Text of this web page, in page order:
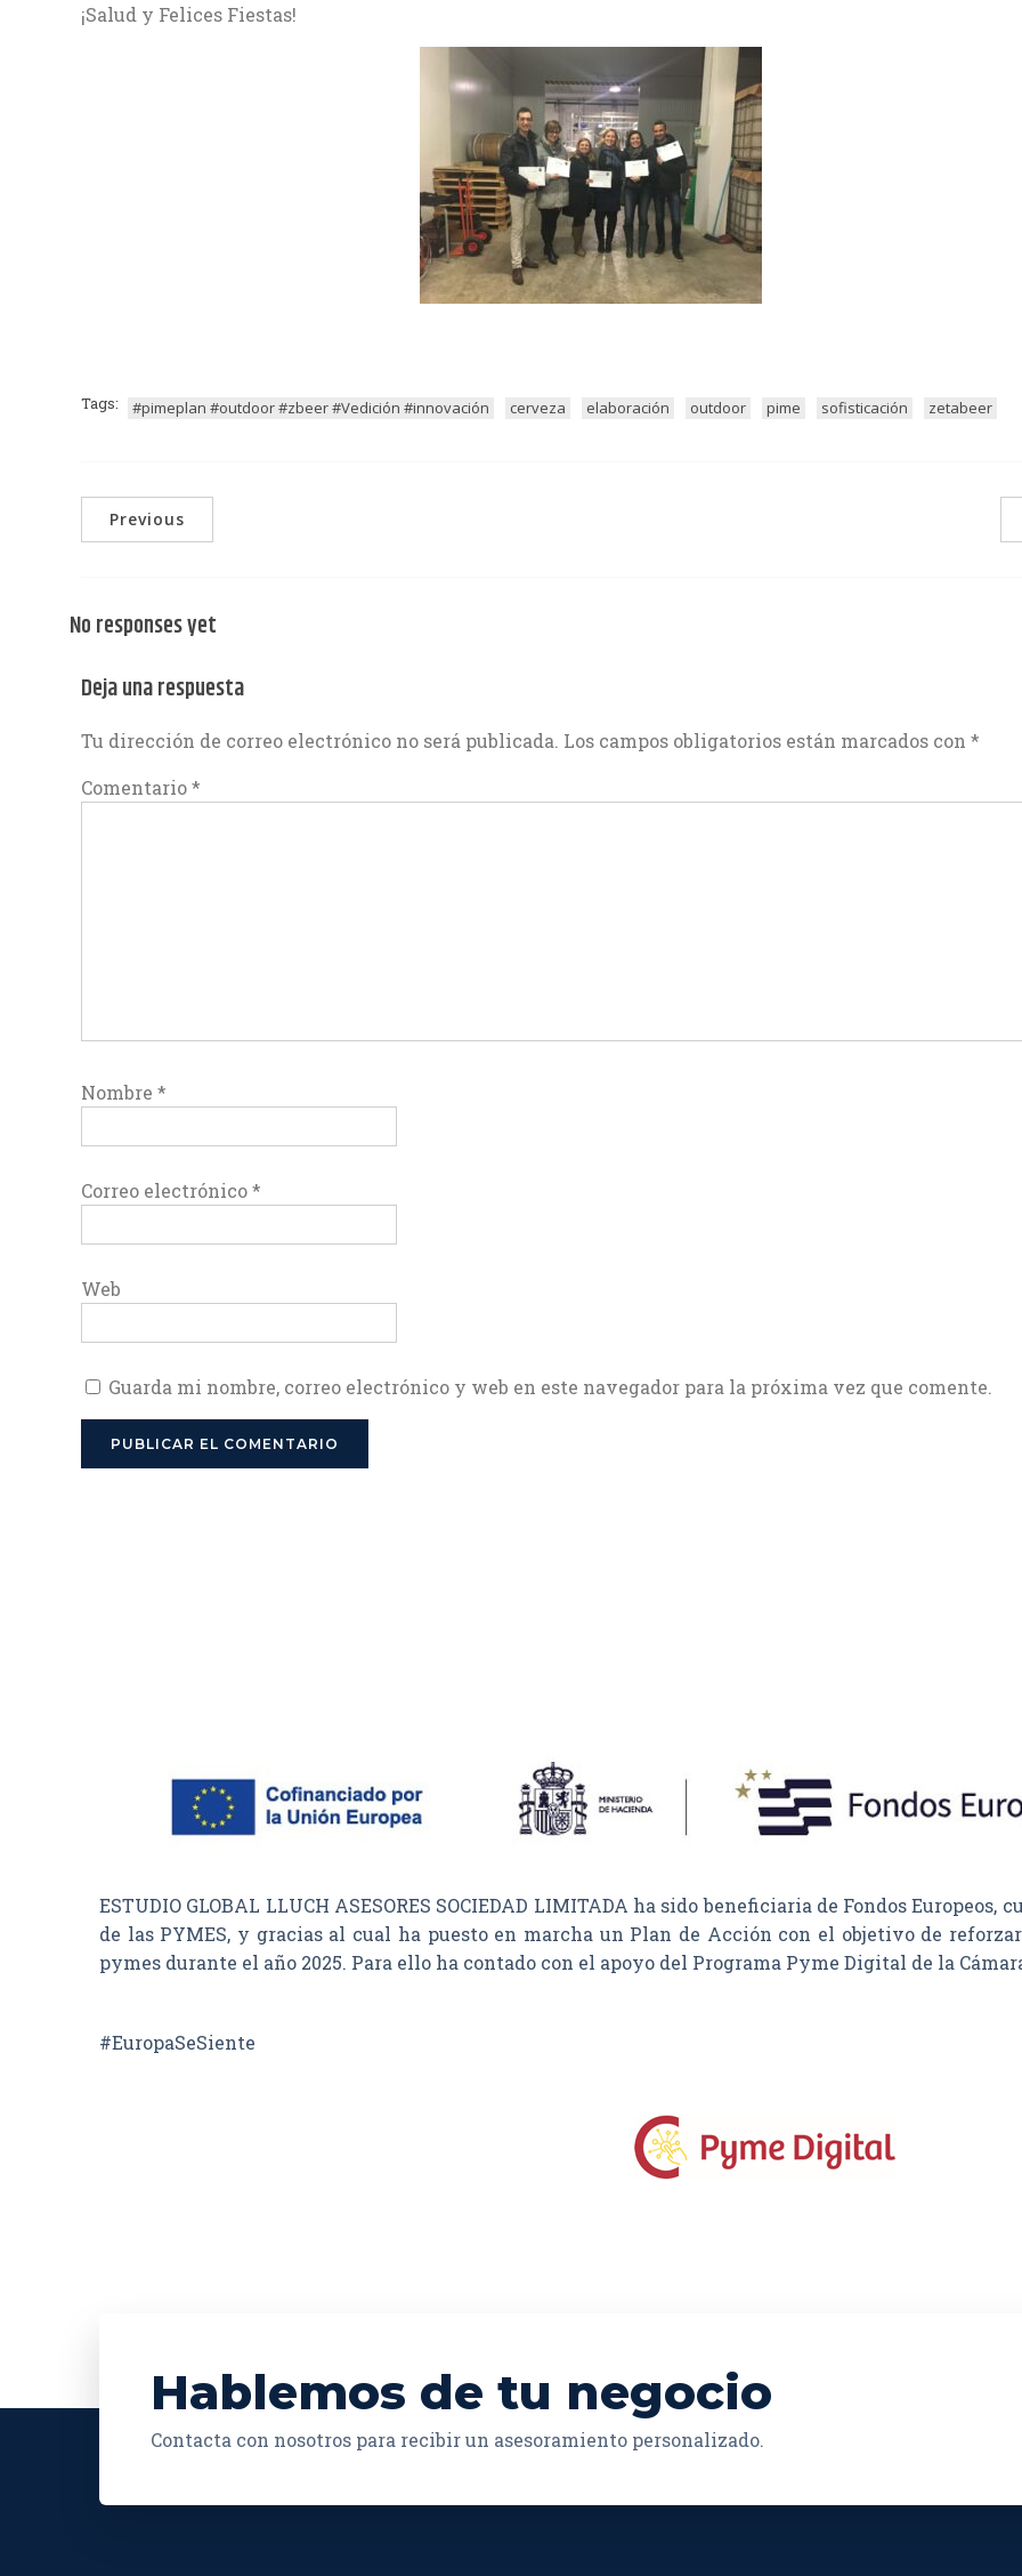
¡Salud y Felices Fiestas!
Tags: #pimeplan #outdoor #zbeer #Vedición #innovación cerveza elaboración outdoor pime sofisticación zetabeer
Previous
No responses yet
Deja una respuesta
Tu dirección de correo electrónico no será publicada. Los campos obligatorios están marcados con *
Comentario*
Nombre *
Correo electrónico*
Web
Guarda mi nombre, correo electrónico y web en este navegador para la próxima vez que comente.
ESTUDIO GLOBAL LLUCH ASESORES SOCIEDAD LIMITADA ha sido beneficiaria de Fondos
de las PYMES, y gracias al cual ha puesto en marcha un Plan de Acción con el objetivo de
pymes durante el año 2025. Para ello ha contado con el apoyo del Programa Pyme Digital de la
#EuropaSeSiente
Hablemos de tu negocio
Contacta con nosotros para recibir un asesoramiento personalizado.